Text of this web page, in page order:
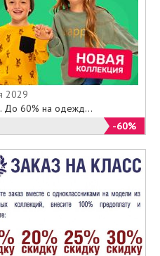
2029
До 60% на одежд...
-60%